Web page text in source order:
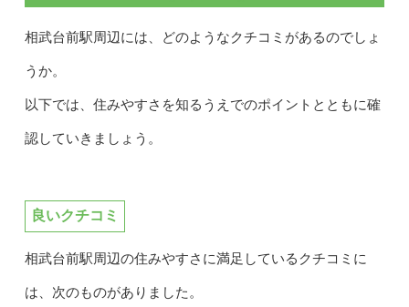
相武台前駅周辺には、どのようなクチコミがあるのでしょ
うか。
以下では、住みやすさを知るうえでのポイントとともに確
認していきましょう。
良いクチコミ
相武台前駅周辺の住みやすさに満足しているクチコミに
は、次のものがありました。